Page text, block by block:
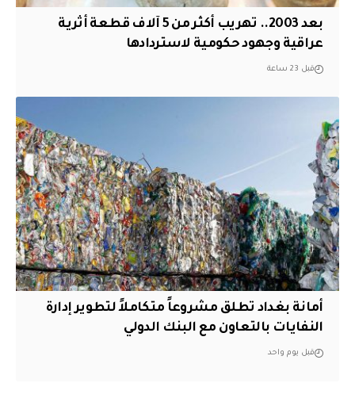
بعد 2003.. تهريب أكثر من 5 آلاف قطعة أثرية
عراقية وجهود حكومية لاستردادها
قبل 23 ساعة
أمانة بغداد تطلق مشروعاً متكاملاً لتطوير إدارة
النفايات بالتعاون مع البنك الدولي
قبل يوم واحد